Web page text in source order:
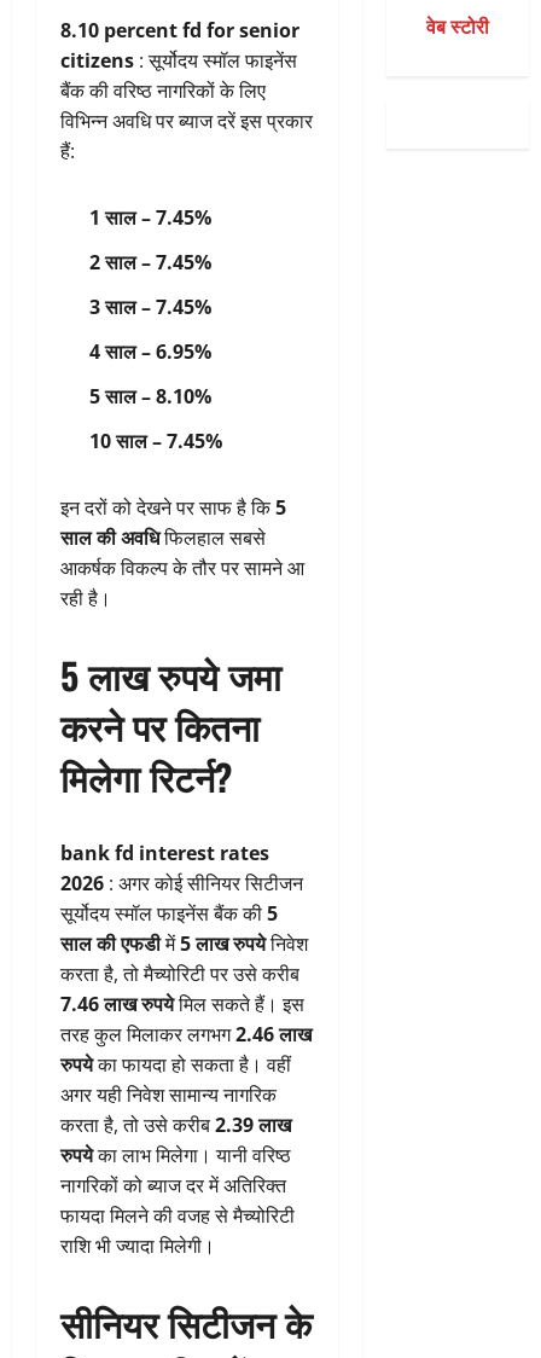
8.10 percent fd for senior
citizens : सूर्योदय स्मॉल फाइनेंस
बैंक की वरिष्ठ नागरिकों के लिए
विभिन्न अवधि पर ब्याज दरें इस प्रकार
हैं:
1 साल – 7.45%
2 साल – 7.45%
3 साल – 7.45%
4 साल – 6.95%
5 साल – 8.10%
10 साल – 7.45%
इन दरों को देखने पर साफ है कि5
साल की अवधिफिलहाल सबसे
आकर्षक विकल्प के तौर पर सामने आ
रही है।
5 लाख रुपये जमा
करने पर कितना
मिलेगा रिटर्न?
bank fd interest rates
2026 : अगर कोई सीनियर सिटीजन
सूर्योदय स्मॉल फाइनेंस बैंक की5
साल की एफडीमें5 लाख रुपयेनिवेश
करता है, तो मैच्योरिटी पर उसे करीब
7.46 लाख रुपयेमिल सकते हैं। इस
तरह कुल मिलाकर लगभग2.46 लाख
रुपयेका फायदा हो सकता है। वहीं
अगर यही निवेश सामान्य नागरिक
करता है, तो उसे करीब2.39 लाख
रुपयेका लाभ मिलेगा। यानी वरिष्ठ
नागरिकों को ब्याज दर में अतिरिक्त
फायदा मिलने की वजह से मैच्योरिटी
राशि भी ज्यादा मिलेगी।
सीनियर सिटीजन के
वेब स्टोरी